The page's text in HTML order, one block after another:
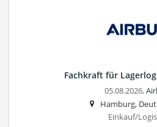
Fachkraft für
05.08.2026,
Hamburg,
Einkauf/